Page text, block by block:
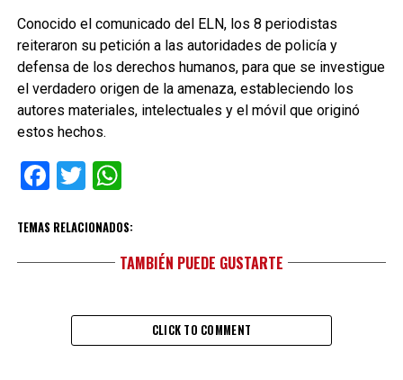
Conocido el comunicado del ELN, los 8 periodistas
reiteraron su petición a las autoridades de policía y
defensa de los derechos humanos, para que se investigue
el verdadero origen de la amenaza, estableciendo los
autores materiales, intelectuales y el móvil que originó
estos hechos.
Facebook
TwitterWhatsApp
TEMAS RELACIONADOS:
TAMBIÉN PUEDE GUSTARTE
CLICK TO COMMENT